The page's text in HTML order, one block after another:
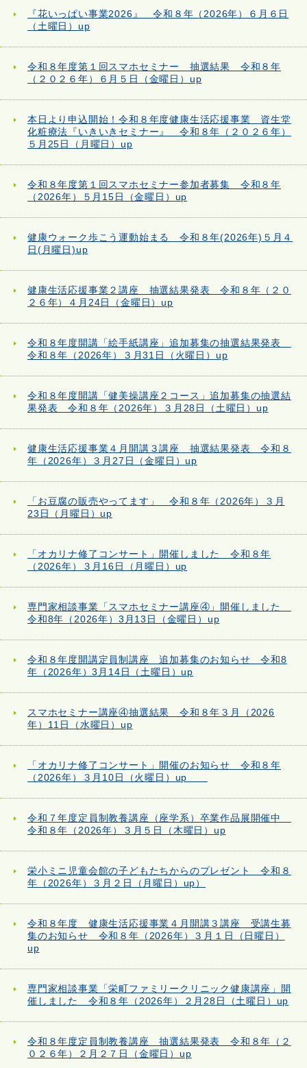
『花いっぱい事業2026』 令和８年（2026年）６月６日
（土曜日）up
令和８年度第１回スマホセミナー 抽選結果 令和８年
（２０２６年）６月５日（金曜日）up
本日より申込開始！令和８年度健康生活応援事業 資生堂
化粧療法『いきいきセミナー』 令和８年（２０２６年）
５月25日（月曜日）up
令和８年度第１回スマホセミナー参加者募集 令和８年
（2026年）５月15日（金曜日）up
健康ウォーク歩こう運動始まる 令和８年(2026年)５月４
日(月曜日)up
健康生活応援事業２講座 抽選結果発表 令和８年（２０
２６年）４月24日（金曜日）up
令和８年度開講「絵手紙講座」追加募集の抽選結果発表
令和８年（2026年）３月31日（火曜日）up
令和８年度開講「健美操講座２コース」追加募集の抽選結
果発表 令和８年（2026年）３月28日（土曜日）up
健康生活応援事業４月開講３講座 抽選結果発表 令和８
年（2026年）３月27日（金曜日）up
「お豆腐の販売やってます」 令和８年（2026年）３月
23日（月曜日）up
「オカリナ修了コンサート」開催しました 令和８年
（2026年）３月16日（月曜日）up
専門家相談事業「スマホセミナー講座④」開催しました
令和8年（2026年）3月13日（金曜日）up
令和８年度開講定員制講座 追加募集のお知らせ 令和8
年（2026年）3月14日（土曜日）up
スマホセミナー講座④抽選結果 令和８年３月（2026
年）11日（水曜日）up
「オカリナ修了コンサート」開催のお知らせ 令和８年
（2026年）３月10日（火曜日）up
令和７年度定員制教養講座（座学系）卒業作品展開催中
令和８年（2026年）３月５日（木曜日）up
栄小ミニ児童会館の子どもたちからのプレゼント 令和８
年（2026年）３月２日（月曜日）up）
令和８年度 健康生活応援事業４月開講３講座 受講生募
集のお知らせ 令和８年（2026年）３月１日（日曜日）
up
専門家相談事業「栄町ファミリークリニック健康講座」開
催しました 令和８年（2026年）２月28日（土曜日）up
令和８年度定員制教養講座 抽選結果発表 令和８年（２
０２６年）２月２７日（金曜日）up